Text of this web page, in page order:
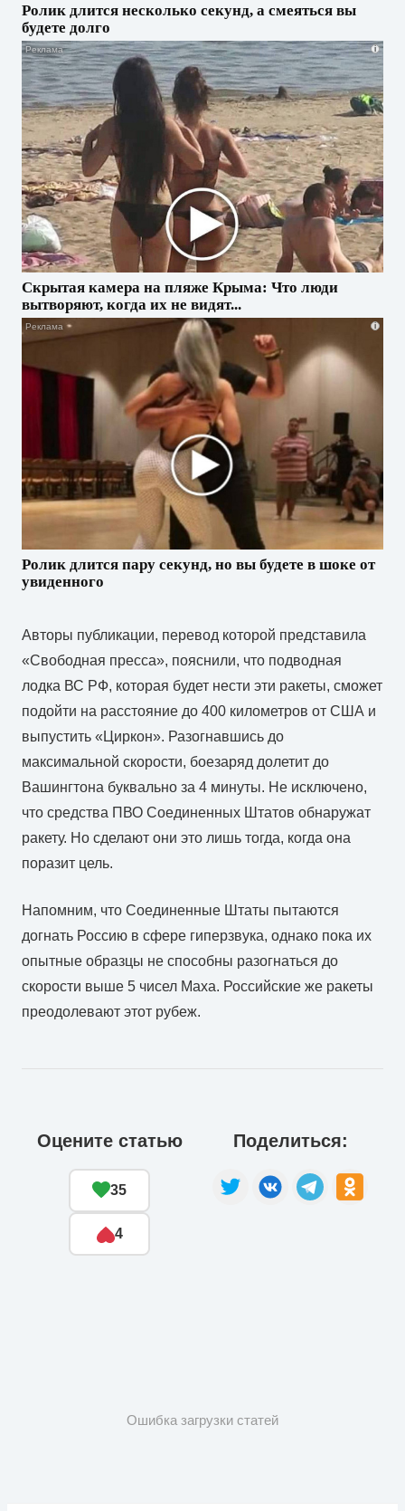
Ролик длится несколько секунд, а смеяться вы
будете долго
i
Скрытая камера на пляже Крыма: Что люди
вытворяют, когда их не видят...
i
Ролик длится пару секунд, но вы будете в шоке от
увиденного
Авторы публикации, перевод которой представила
«Свободная пресса», пояснили, что подводная
лодка ВС РФ, которая будет нести эти ракеты, сможет
подойти на расстояние до 400 километров от США и
выпустить «Циркон». Разогнавшись до
максимальной скорости, боезаряд долетит до
Вашингтона буквально за 4 минуты. Не исключено,
что средства ПВО Соединенных Штатов обнаружат
ракету. Но сделают они это лишь тогда, когда она
поразит цель.
Напомним, что Соединенные Штаты пытаются
догнать Россию в сфере гиперзвука, однако пока их
опытные образцы не способны разогнаться до
скорости выше 5 чисел Маха. Российские же ракеты
преодолевают этот рубеж.
Оцените статью
35
4
Поделиться:
Ошибка загрузки статей